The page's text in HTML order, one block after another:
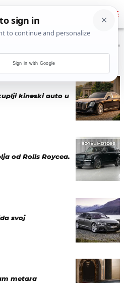
ZA TAG “LUKSUZNI AUTO
kineski auto u
od Rolls Roycea.
svoj
metara
Sign in with Google